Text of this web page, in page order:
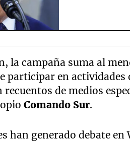
la campaña suma al
participar en
recuentos de medios
Comando Sur.
han generado debate